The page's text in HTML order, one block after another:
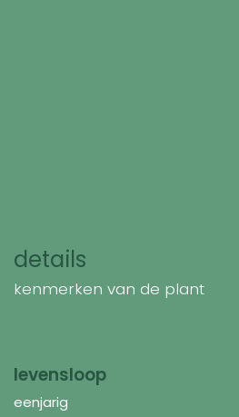
details
kenmerken van de plant
levensloop
eenjarig